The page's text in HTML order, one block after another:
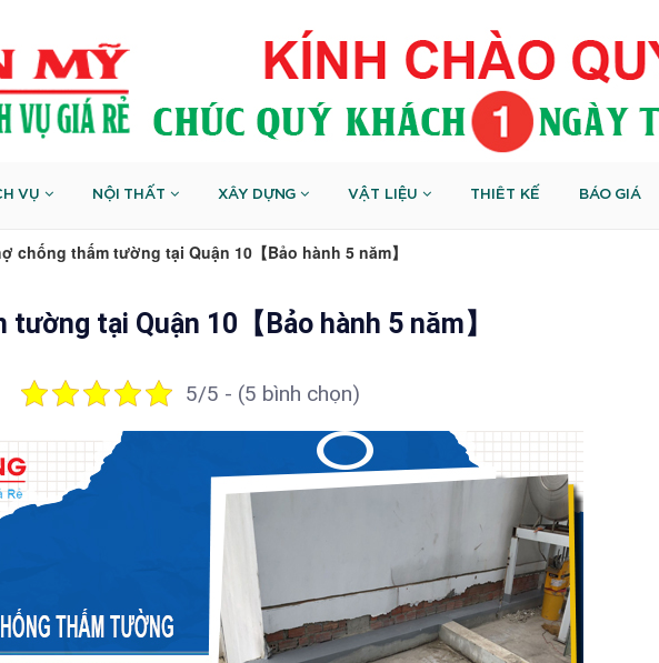
VỤ NỘI THẤT XÂY DỰNG VẬT LIỆU THIÊT KẾ BÁO GIÁ
chống thấm tường tại Quận 10【Bảo hành 5 năm】
tại Quận 10【Bảo hành 5 năm】
5/5 - (5 bình chọn)